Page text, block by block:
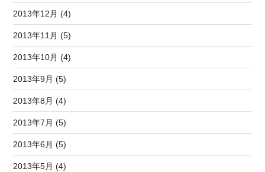
2013年12月 (4)
2013年11月 (5)
2013年10月 (4)
2013年9月 (5)
2013年8月 (4)
2013年7月 (5)
2013年6月 (5)
2013年5月 (4)